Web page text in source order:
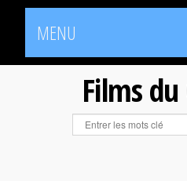
MENU
Films